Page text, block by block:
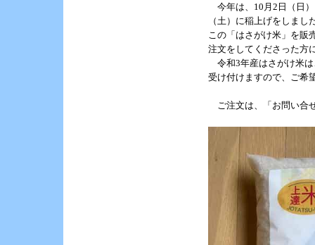
今年は、10月2日（日
（土）に稲上げをしま
この「はさがけ米」を販
注文をしてくださった方
令和3年産はさがけ米は
受け付けますので、ご希
ご注文は、「お問い合